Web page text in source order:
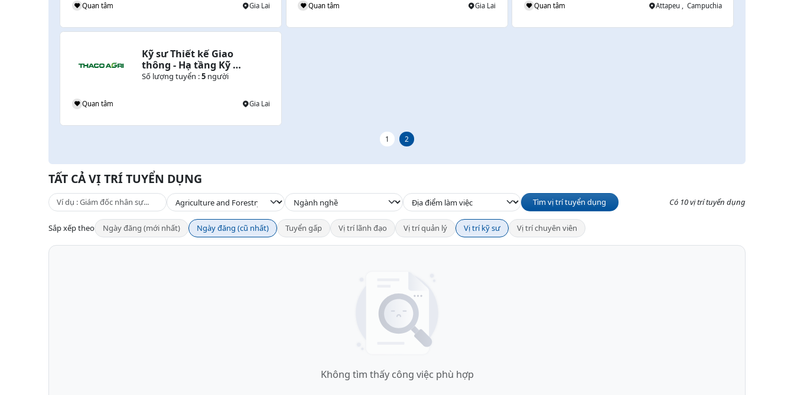
Quan tâm Gia Lai Quan tâm Gia Lai Quan tâm Attapeu , Campuchia
Kỹ sư Thiết kế Giao
thông - Hạ tầng Kỹ
thuật (Gia Lai)
Số lượng tuyển :5người
Quan tâm Gia Lai
1 2
TẤT CẢ VỊ TRÍ TUYỂN DỤNG
Tìm vị trí tuyển dụng Có 10 vị trí tuyển dụng
Sắp xếp theo Ngày đăng (mới nhất) Ngày đăng (cũ nhất) Tuyển gấp Vị trí lãnh đạo Vị trí quản lý Vị trí kỹ sư Vị trí chuyên viên
Không tìm thấy công việc phù hợp